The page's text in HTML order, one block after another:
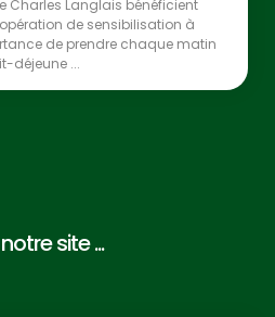
Charles Langlais bénéficient
opération de sensibilisation à
de prendre chaque matin
déjeune ...
site ...